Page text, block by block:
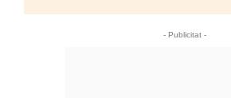
- Publicitat -